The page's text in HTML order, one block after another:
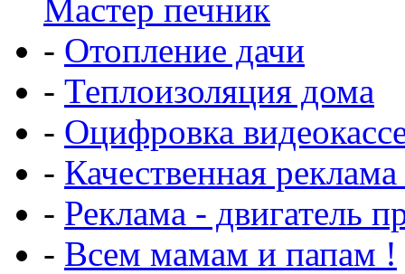
Мастер печник
- Отопление дачи
- Теплоизоляция дома
- Оцифровка
- Качественная
- Реклама - двигатель
- Всем мамам и папам !